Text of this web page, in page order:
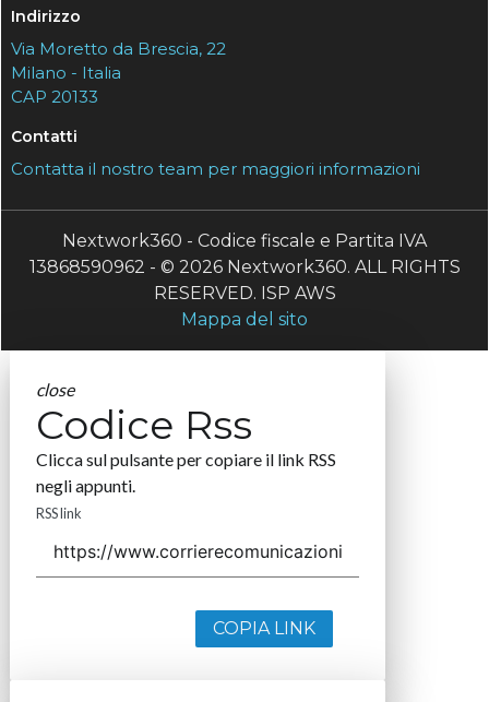
Indirizzo
Via Moretto da Brescia, 22
Milano - Italia
CAP 20133
Contatti
Contatta il nostro team per maggiori informazioni
Nextwork360 - Codice fiscale e Partita IVA
13868590962 - © 2026 Nextwork360. ALL RIGHTS
RESERVED. ISP AWS
Mappa del sito
close
Codice Rss
Clicca sul pulsante per copiare il link RSS
negli appunti.
RSS link
COPIA LINK